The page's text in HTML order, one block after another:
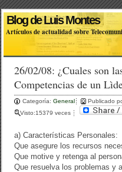
Blog de Luis Montes
Artículos de actualidad sobre
26/02/08: ¿Cuales son
Competencias de un
Categoría:General Publicado
Visto:15379 veces
a) Características Personales:
Que asegure los recursos
Que motive y retenga al
Que resuelva los problemas y